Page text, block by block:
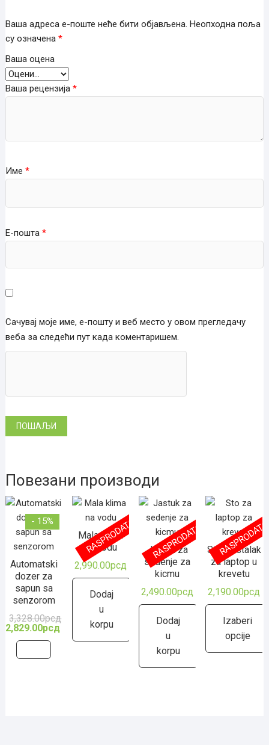
Ваша адреса е-поште неће бити објављена. Неопходна поља
су означена *
Ваша оцена
Ваша рецензија *
Име *
Е-пошта *
Сачувај моје име, е-пошту и веб место у овом прегледачу
веба за следећи пут када коментаришем.
Повезани производи
- 15%
Automatski
dozer za
sapun sa
senzorom
3,328.00рсдОригинална
била:
2,829.00рсд
Тренутна
2,829.00рсд.
Mala klima
na vodu
2,990.00рсд
Dodaj
u
korpu
RASPRODATO
Jastuk za
sedenje za
kicmu
2,490.00рсд
Dodaj
u
korpu
RASPRODATO
Stočić stalak
za laptop u
krevetu
2,190.00рсд
Izaberi
opcije